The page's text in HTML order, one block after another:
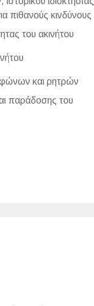
πιθανούς κινδύνους
του ακινήτου
και ρητρών
παράδοσης του